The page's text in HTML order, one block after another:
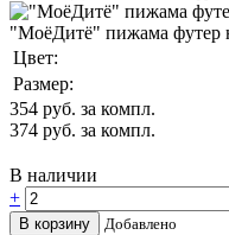
"МоёДитё" пижама футер
Цвет:
Размер:
354 руб. за компл.
374 руб. за компл.
В наличии
+
В корзину Добавлено